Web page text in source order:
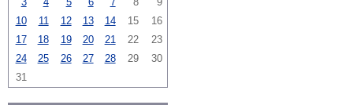
10
11 12 13 14 15
16
17
18 19 20 21 22
23
24
25 26 27 28 29
30
31